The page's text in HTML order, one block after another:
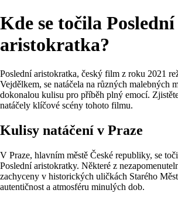
Kde se točila Poslední
aristokratka?
Poslední aristokratka, český film z roku 2021
Vejdělkem, se natáčela na různých malebných
dokonalou kulisu pro příběh plný emocí.
natáčely klíčové scény tohoto filmu.
Kulisy natáčení v Praze
V Praze, hlavním městě České republiky, se
Poslední aristokratky. Některé z
zachyceny v historických uličkách Starého
autentičnost a atmosféru minulých dob.